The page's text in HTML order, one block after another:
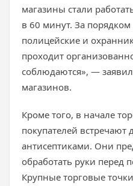
магазины стали
в 60 минут. За порядком
полицейские и
проходит
соблюдаются», —
магазинов.
Кроме того, в начале
покупателей встречают
антисептиками. Они
обработать руки перед
Крупные торговые